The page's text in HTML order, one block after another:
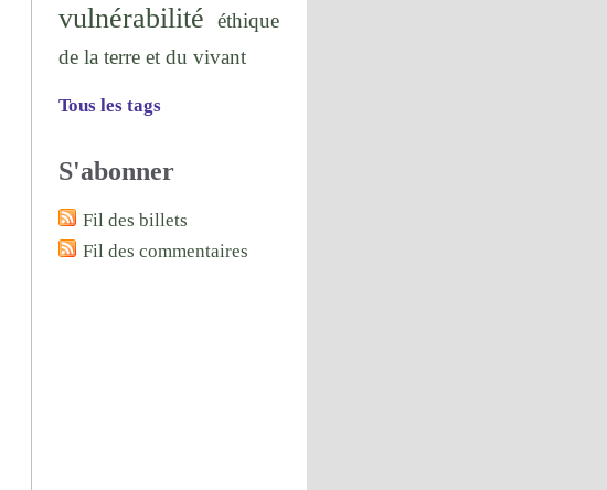
vulnérabilité
éthique
de la terre et du vivant
Tous les tags
S'abonner
Fil des billets
Fil des commentaires